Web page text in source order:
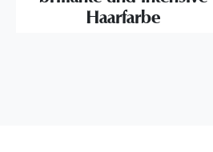
Haarfarbe